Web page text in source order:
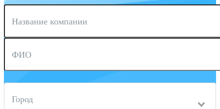
Название компании
ФИО
Город